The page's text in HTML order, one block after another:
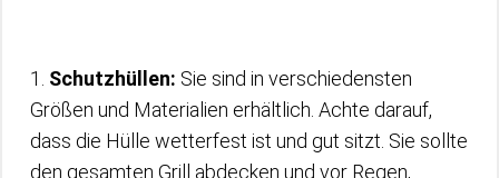
1. Schutzhüllen: Sie sind in verschiedensten
Größen und Materialien erhältlich. Achte darauf,
dass die Hülle wetterfest ist und gut sitzt. Sie sollte
den gesamten Grill abdecken und vor Regen,